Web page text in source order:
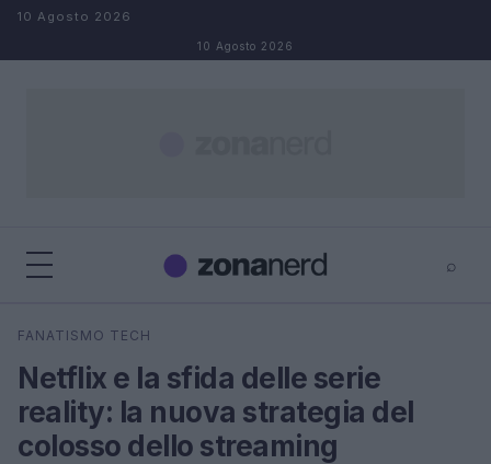
Salta al contenuto
10 Agosto 2026
10 Agosto 2026
⌕
Cerca
FANATISMO TECH
Netflix e la sfida delle serie
reality: la nuova strategia del
colosso dello streaming